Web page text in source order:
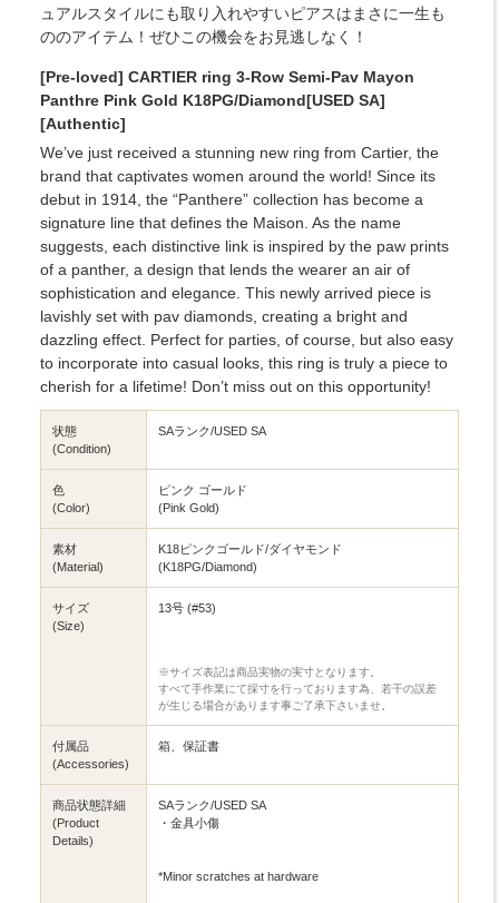
ュアルスタイルにも取り入れやすいピアスはまさに一生も
ののアイテム！ぜひこの機会をお見逃しなく！
[Pre-loved] CARTIER ring 3-Row Semi-Pav Mayon
Panthre Pink Gold K18PG/Diamond[USED SA]
[Authentic]
We’ve just received a stunning new ring from Cartier, the
brand that captivates women around the world! Since its
debut in 1914, the “Panthere” collection has become a
signature line that defines the Maison. As the name
suggests, each distinctive link is inspired by the paw prints
of a panther, a design that lends the wearer an air of
sophistication and elegance. This newly arrived piece is
lavishly set with pav diamonds, creating a bright and
dazzling effect. Perfect for parties, of course, but also easy
to incorporate into casual looks, this ring is truly a piece to
cherish for a lifetime! Don’t miss out on this opportunity!
状態
(Condition)
SAランク/USED SA
色
(Color)
ピンク ゴールド
(Pink Gold)
素材
(Material)
K18ピンクゴールド/ダイヤモンド
(K18PG/Diamond)
サイズ
(Size)
13号 (#53)
※サイズ表記は商品実物の実寸となります。
すべて手作業にて採寸を行っております為、若干の誤差
が生じる場合があります事ご了承下さいませ。
付属品
(Accessories)
箱、保証書
商品状態詳細
(Product
Details)
SAランク/USED SA
・金具小傷
*Minor scratches at hardware